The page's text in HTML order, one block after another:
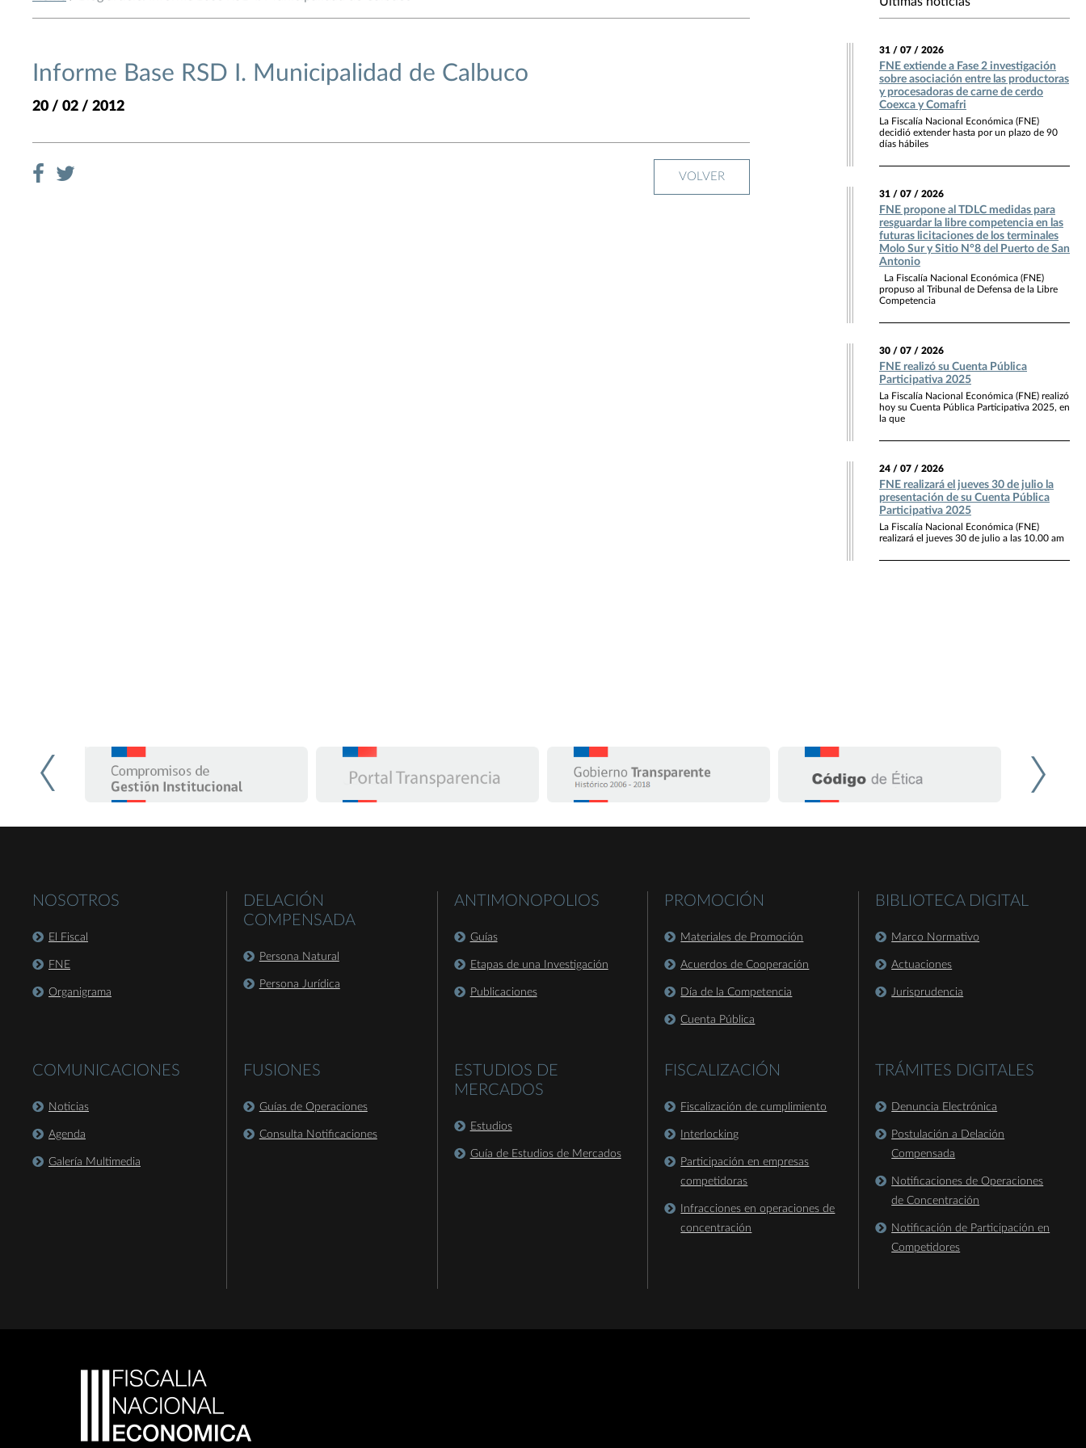
Informe Base RSD I. Municipalidad de Calbuco
20 / 02 / 2012
VOLVER
31 / 07 / 2026
FNE extiende a Fase 2 investigación
sobre asociación entre las productoras
y procesadoras de carne de cerdo
Coexca y Comafri
La Fiscalía Nacional Económica (FNE)
decidió extender hasta por un plazo de 90
días hábiles
31 / 07 / 2026
FNE propone al TDLC medidas para
resguardar la libre competencia en las
futuras licitaciones de los terminales
Molo Sur y Sitio N°8 del Puerto de San
Antonio
La Fiscalía Nacional Económica (FNE)
propuso al Tribunal de Defensa de la Libre
Competencia
30 / 07 / 2026
FNE realizó su Cuenta Pública
Participativa 2025
La Fiscalía Nacional Económica (FNE) realizó
hoy su Cuenta Pública Participativa 2025, en
la que
24 / 07 / 2026
FNE realizará el jueves 30 de julio la
presentación de su Cuenta Pública
Participativa 2025
La Fiscalía Nacional Económica (FNE)
realizará el jueves 30 de julio a las 10.00 am
NOSOTROS
El Fiscal
FNE
Organigrama
COMUNICACIONES
Noticias
Agenda
Galería Multimedia
DELACIÓN
COMPENSADA
Persona Natural
Persona Jurídica
FUSIONES
Guías de Operaciones
Consulta Notificaciones
ANTIMONOPOLIOS
Guías
Etapas de una Investigación
Publicaciones
ESTUDIOS DE
MERCADOS
Estudios
Guía de Estudios de Mercados
PROMOCIÓN
Materiales de Promoción
Acuerdos de Cooperación
Día de la Competencia
Cuenta Pública
FISCALIZACIÓN
Fiscalización de cumplimiento
Interlocking
Participación en empresas
competidoras
Infracciones en operaciones de
concentración
BIBLIOTECA DIGITAL
Marco Normativo
Actuaciones
Jurisprudencia
TRÁMITES DIGITALES
Denuncia Electrónica
Postulación a Delación
Compensada
Notificaciones de Operaciones
de Concentración
Notificación de Participación en
Competidores